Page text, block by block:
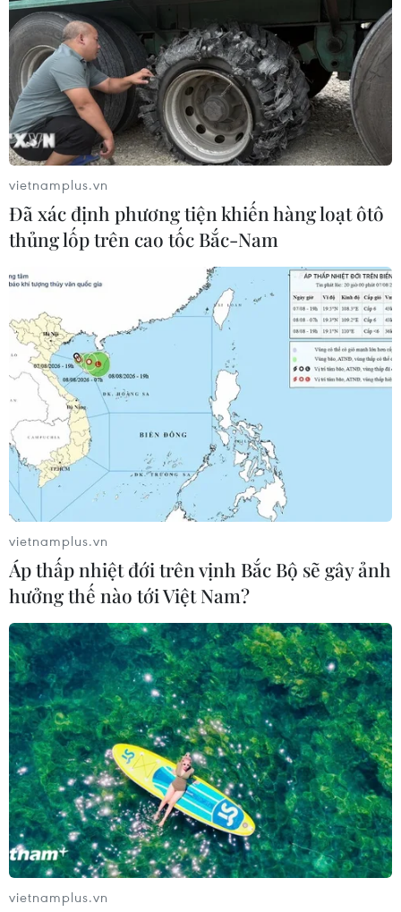
vietnamplus.vn
Đã xác định phương tiện khiến hàng loạt ôtô
thủng lốp trên cao tốc Bắc-Nam
vietnamplus.vn
Áp thấp nhiệt đới trên vịnh Bắc Bộ sẽ gây ảnh
hưởng thế nào tới Việt Nam?
vietnamplus.vn